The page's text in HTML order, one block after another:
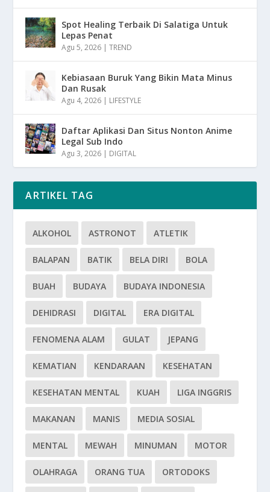
Spot Healing Terbaik Di Salatiga Untuk
Lepas Penat
Agu 5, 2026 |TREND
Kebiasaan Buruk Yang Bikin Mata Minus
Dan Rusak
Agu 4, 2026 | LIFESTYLE
Daftar Aplikasi Dan Situs Nonton Anime
Legal Sub Indo
Agu 3, 2026 | DIGITAL
ARTIKEL TAG
ALKOHOL ASTRONOT ATLETIK
BALAPAN BATIK BELA DIRI BOLA
BUAH BUDAYA BUDAYA INDONESIA
DEHIDRASI DIGITAL ERA DIGITAL
FENOMENA ALAM GULAT JEPANG
KEMATIAN KENDARAAN KESEHATAN
KESEHATAN MENTAL KUAH LIGA INGGRIS
MAKANAN MANIS MEDIA SOSIAL
MENTAL MEWAH MINUMAN MOTOR
OLAHRAGA ORANG TUA ORTODOKS